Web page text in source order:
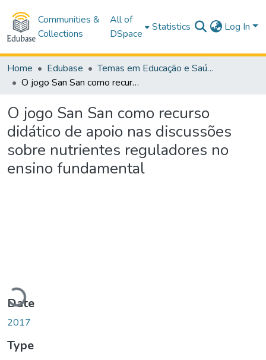
Communities &
Collections
All of
DSpace
Statistics Log In
Home Edubase
Temas em Educação e Saúde
O jogo San San como recurso didático de apoio nas discussões sobre nutrientes reguladores no ensino fundamental
O jogo San San como recurso
didático de apoio nas discussões
sobre nutrientes reguladores no
ensino fundamental
Loading...
Date
2017
Type